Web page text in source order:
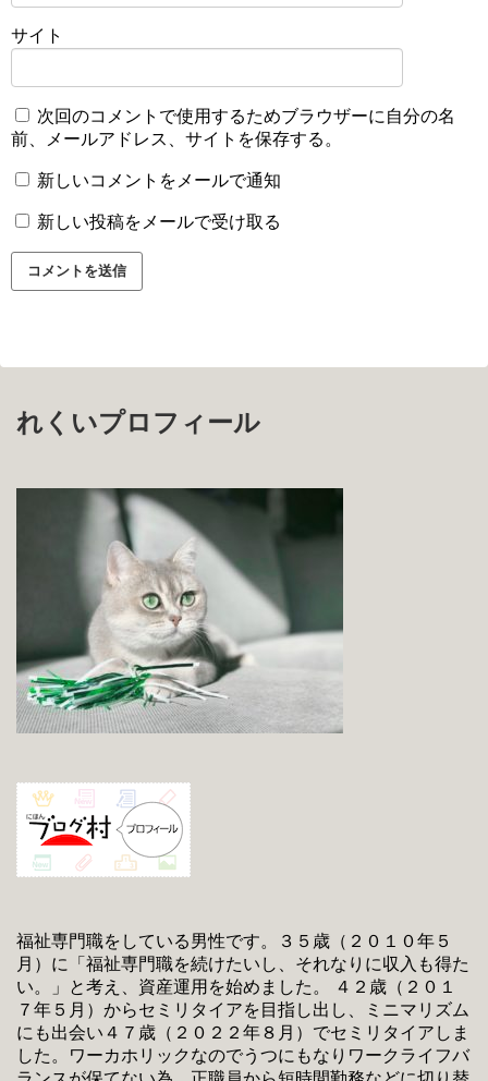
サイト
次回のコメントで使用するためブラウザーに自分の名
前、メールアドレス、サイトを保存する。
新しいコメントをメールで通知
新しい投稿をメールで受け取る
れくいプロフィール
福祉専門職をしている男性です。３５歳（２０１０年５
月）に「福祉専門職を続けたいし、それなりに収入も得た
い。」と考え、資産運用を始めました。 ４２歳（２０１
７年５月）からセミリタイアを目指し出し、ミニマリズム
にも出会い４７歳（２０２２年８月）でセミリタイアしま
した。ワーカホリックなのでうつにもなりワークライフバ